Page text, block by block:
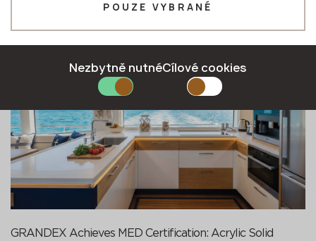
GRANDEX Achieves MED Certification: Acrylic Solid
E-mail *
ODEŠLETE ŽÁDANKU
Zásady ochrany osobních údajů
POUZE VYBRANÉ
Nezbytně nutnéCílové cookies